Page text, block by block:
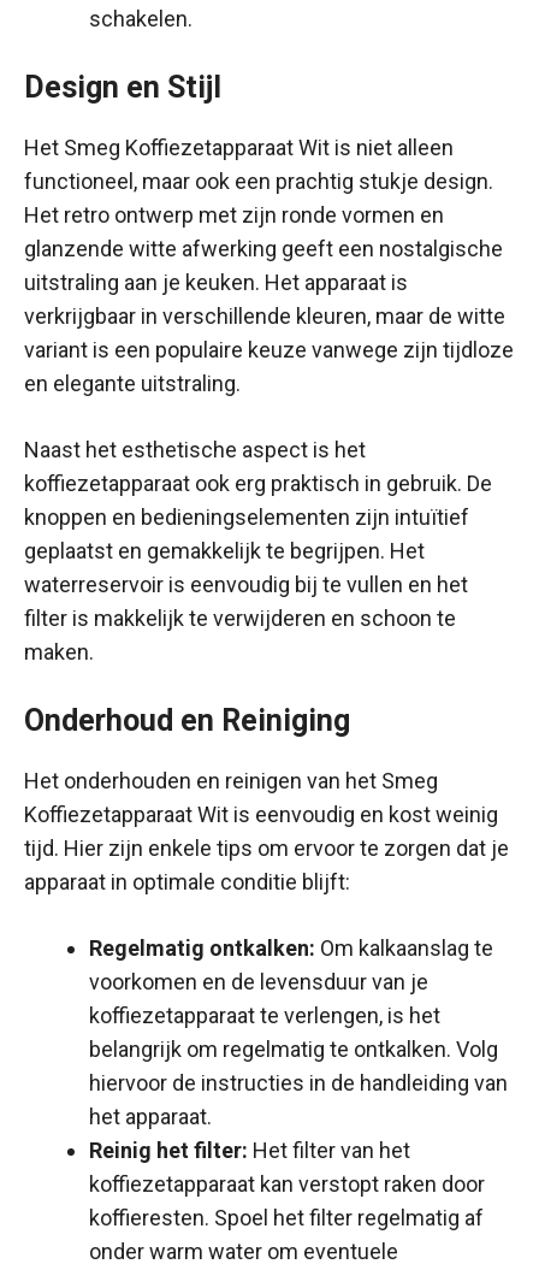
schakelen.
Design en Stijl
Het Smeg Koffiezetapparaat Wit is niet alleen
functioneel, maar ook een prachtig stukje design.
Het retro ontwerp met zijn ronde vormen en
glanzende witte afwerking geeft een nostalgische
uitstraling aan je keuken. Het apparaat is
verkrijgbaar in verschillende kleuren, maar de witte
variant is een populaire keuze vanwege zijn tijdloze
en elegante uitstraling.
Naast het esthetische aspect is het
koffiezetapparaat ook erg praktisch in gebruik. De
knoppen en bedieningselementen zijn intuïtief
geplaatst en gemakkelijk te begrijpen. Het
waterreservoir is eenvoudig bij te vullen en het
filter is makkelijk te verwijderen en schoon te
maken.
Onderhoud en Reiniging
Het onderhouden en reinigen van het Smeg
Koffiezetapparaat Wit is eenvoudig en kost weinig
tijd. Hier zijn enkele tips om ervoor te zorgen dat je
apparaat in optimale conditie blijft:
Regelmatig ontkalken: Om kalkaanslag te
voorkomen en de levensduur van je
koffiezetapparaat te verlengen, is het
belangrijk om regelmatig te ontkalken. Volg
hiervoor de instructies in de handleiding van
het apparaat.
Reinig het filter: Het filter van het
koffiezetapparaat kan verstopt raken door
koffieresten. Spoel het filter regelmatig af
onder warm water om eventuele